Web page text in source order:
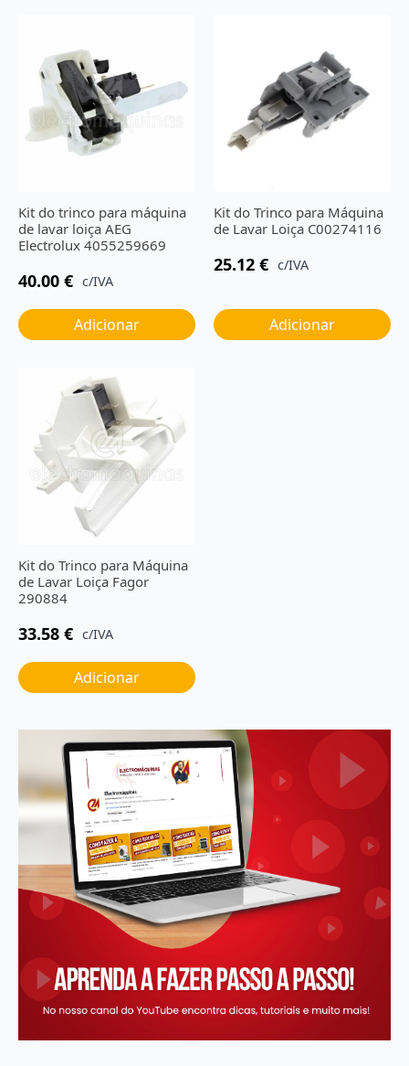
Kit do trinco para máquina
de lavar loiça AEG
Electrolux 4055259669
40.00 € c/IVA
Adicionar
Kit do Trinco para Máquina
de Lavar Loiça C00274116
25.12 € c/IVA
Adicionar
Kit do Trinco para Máquina
de Lavar Loiça Fagor
290884
33.58 € c/IVA
Adicionar